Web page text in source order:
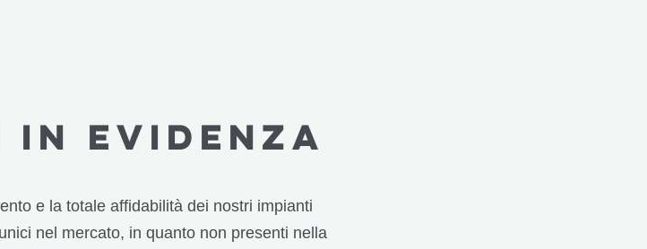
in evidenza
e la totale affidabilità dei nostri impianti
nel mercato, in quanto non presenti nella